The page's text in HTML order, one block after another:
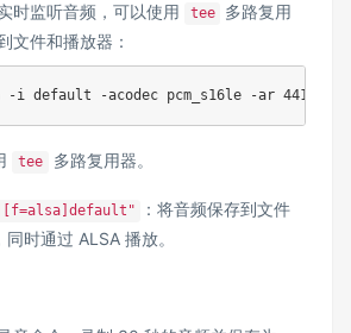
时监听音频，可以使用 tee
多路复用
文件和播放器：
-i default -acodec pcm_s16le -ar 44100
tee 多路复用器。
：将音频保存到文件
同时通过 ALSA 播放。